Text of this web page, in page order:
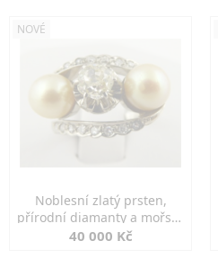
NOVÉ
Noblesní zlatý prsten,
přírodní diamanty a mořské
perly
40 000 Kč